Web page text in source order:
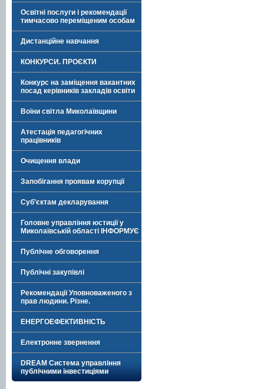
Освітні послуги і рекомендації
тимчасово переміщеним особам
Дистанційне навчання
КОНКУРСИ. ПРОЄКТИ
Конкурс на заміщення вакантних
посад керівників закладів освіти
Воїни світла Миколаївщини
Атестація педагогічних
працівників
Очищення влади
Запобігання проявам корупції
Суб’єктам декларування
Головне управління юстиції у
Миколаївській області ІНФОРМУЄ
Публічне обговорення
Публічні закупівлі
Рекомендації Уповноваженого з
прав людини. Різне.
ЕНЕРГОЕФЕКТИВНІСТЬ
Електронне звернення
DREAM Система управління
публічними інвестиціями